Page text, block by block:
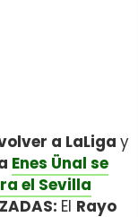
a LaLiga y
Enes Ünal se
el Sevilla
El Rayo